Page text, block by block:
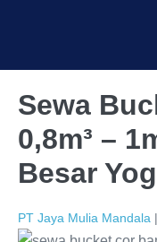
Sewa
0,8m³ –
Besar
PT Jaya Mulia Mandala |